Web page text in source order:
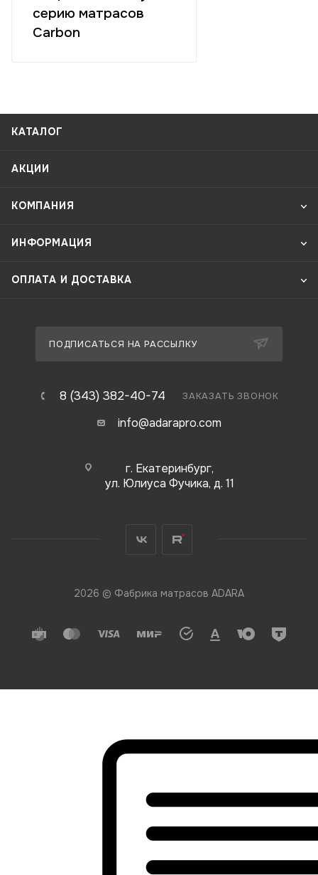
серию матрасов
Carbon
КАТАЛОГ
АКЦИИ
КОМПАНИЯ
ИНФОРМАЦИЯ
ОПЛАТА И ДОСТАВКА
ПОДПИСАТЬСЯ НА РАССЫЛКУ
8 (343) 382-40-74 ЗАКАЗАТЬ ЗВОНОК
info@adarapro.com
г. Екатеринбург,
ул. Юлиуса Фучика, д. 11
2026 © Фабрика матрасов ADARA